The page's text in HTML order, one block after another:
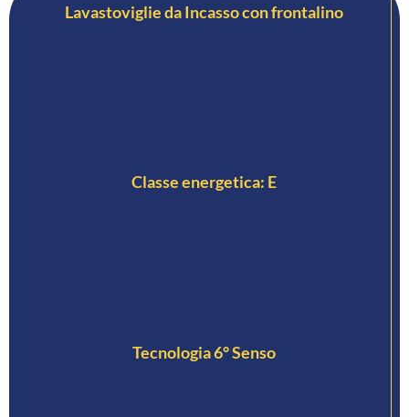
Lavastoviglie da Incasso con frontalino
Classe energetica: E
Tecnologia 6° Senso